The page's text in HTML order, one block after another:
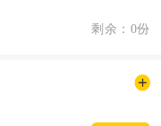
剩余：0份